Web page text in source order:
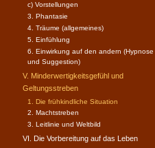
c) Vorstellungen
3. Phantasie
4. Träume (allgemeines)
5. Einfühlung
6. Einwirkung auf den andern (Hypnose
und Suggestion)
V. Minderwertigkeitsgefühl und
Geltungsstreben
1. Die frühkindliche Situation
2. Machtstreben
3. Leitlinie und Weltbild
VI. Die Vorbereitung auf das Leben